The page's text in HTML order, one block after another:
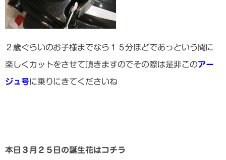
２歳ぐらいのお子様までなら１５分ほどであっという間に
楽しくカットをさせて頂きますのでその際は是非このアー
ジュ号に乗りにきてくださいね
本日３月２５日の誕生花はコチラ